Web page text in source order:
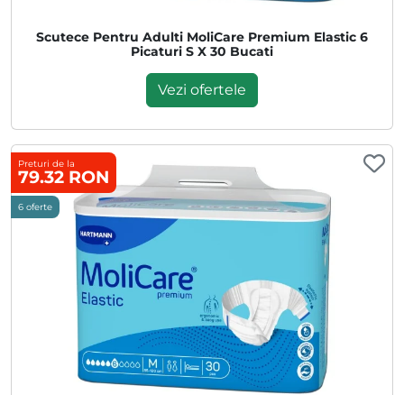
Scutece Pentru Adulti MoliCare Premium Elastic 6
Picaturi S X 30 Bucati
Vezi ofertele
Preturi de la
79.32 RON
6 oferte